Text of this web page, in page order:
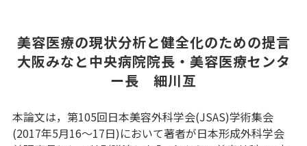
美容医療の現状分析と健全化のための提言
大阪みなと中央病院院長・美容医療センタ
ー長 細川亙
本論文は，第105回日本美容外科学会(JSAS)学術集会
(2017年5月16～17日)において著者が日本形成外科学会